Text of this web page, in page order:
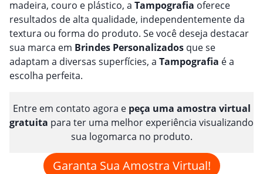
madeira, couro e plástico, a Tampografia oferece
resultados de alta qualidade, independentemente da
textura ou forma do produto. Se você deseja destacar
sua marca em Brindes Personalizados que se
adaptam a diversas superfícies, a Tampografia é a
escolha perfeita.
Entre em contato agora e peça uma amostra virtual
gratuita para ter uma melhor experiência visualizando
sua logomarca no produto.
Garanta Sua Amostra Virtual!